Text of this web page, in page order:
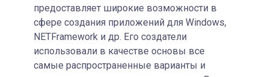
предоставляет широкие возможности в
сфере создания приложений для Windows,
NETFramework и др. Его создатели
использовали в качестве основы все
самые распространенные варианты и